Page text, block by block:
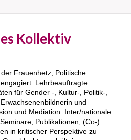
Kollektiv
Frauenhetz, Politische
Lehrbeauftragte
für Gender -, Kultur-, Politik-,
und
und Mediation. Inter/nationale
Publikationen, (Co-)
in kritischer Perspektive zu